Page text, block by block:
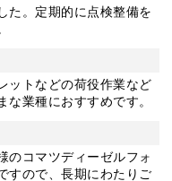
た。定期的に点検整備を
ットなどの荷役作業など
な業種におすすめです。
のコマツディーゼルフォ
すので、長期にわたりご